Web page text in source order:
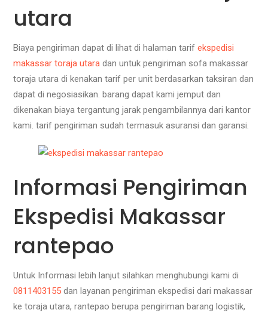
utara
Biaya pengiriman dapat di lihat di halaman tarifekspedisi
makassar toraja utara dan untuk pengiriman sofa makassar
toraja utara di kenakan tarif per unit berdasarkan taksiran dan
dapat di negosiasikan. barang dapat kami jemput dan
dikenakan biaya tergantung jarak pengambilannya dari kantor
kami. tarif pengiriman sudah termasuk asuransi dan garansi.
Informasi Pengiriman
Ekspedisi Makassar
rantepao
Untuk Informasi lebih lanjut silahkan menghubungi kami di
0811403155 dan layanan pengiriman ekspedisi dari makassar
ke toraja utara, rantepao berupa pengiriman barang logistik,